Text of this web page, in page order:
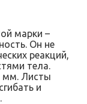
марки –
Он не
реакций,
тела.
мм. Листы
и